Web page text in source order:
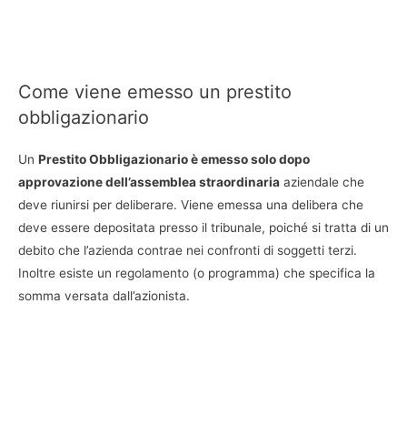
Come viene emesso un prestito
obbligazionario
Un Prestito Obbligazionario è emesso solo dopo
approvazione dell’assemblea straordinaria aziendale che
deve riunirsi per deliberare. Viene emessa una delibera che
deve essere depositata presso il tribunale, poiché si tratta di un
debito che l’azienda contrae nei confronti di soggetti terzi.
Inoltre esiste un regolamento (o programma) che specifica la
somma versata dall’azionista.